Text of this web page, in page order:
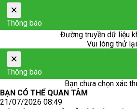
×
Thông báo
Đường truyền dữ liệu
Vui lòng thử
×
Thông báo
Bạn chưa chọn xác
BẠN CÓ THỂ QUAN TÂM
21/07/2026 08:49